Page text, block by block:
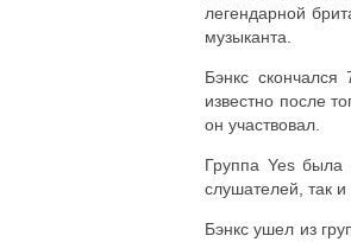
легендарной
музыканта.
Бэнкс
известно после
он участвовал.
Группа Yes была
слушателей, так и
Бэнкс ушел из